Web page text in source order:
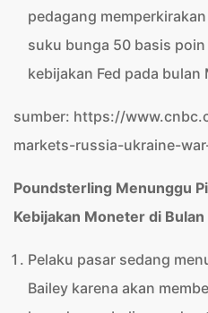
pedagang
suku bunga 50 basis
kebijakan Fed pada bulan
sumber: https://
markets-russia-ukraine-
Poundsterling Menunggu
Kebijakan Moneter di
Pelaku pasar sedang
Bailey karena akan